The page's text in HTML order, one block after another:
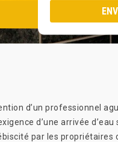
d’un professionnel
d’une arrivée
par les propriétaires